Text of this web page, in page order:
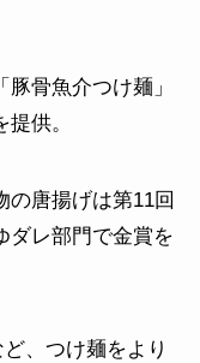
骨魚介つけ麺」
供。
の唐揚げは第11回
ダレ部門で金賞を
、つけ麺をより